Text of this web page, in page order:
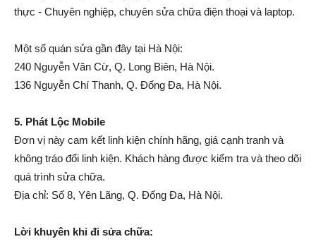
thực - Chuyên nghiệp, chuyên sửa chữa điện thoại và laptop.
Một số quán sửa gần đây tại Hà Nội:
240 Nguyễn Văn Cừ, Q. Long Biên, Hà Nội.
136 Nguyễn Chí Thanh, Q. Đống Đa, Hà Nội.
5. Phát Lộc Mobile
Đơn vị này cam kết linh kiện chính hãng, giá cạnh tranh và
không tráo đổi linh kiện. Khách hàng được kiểm tra và theo dõi
quá trình sửa chữa.
Địa chỉ: Số 8, Yên Lãng, Q. Đống Đa, Hà Nội.
Lời khuyên khi đi sửa chữa: